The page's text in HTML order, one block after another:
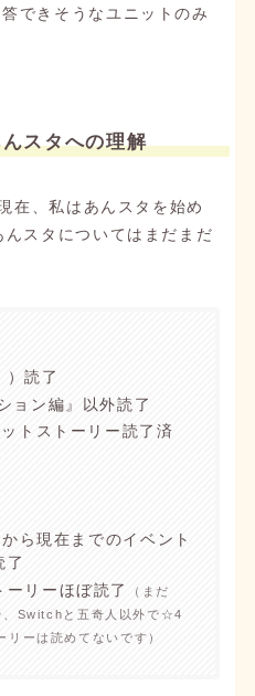
できそうなユニットのみ
スタへの理解
在、私はあんスタを始め
スタについてはまだまだ
）読了
ョン編』以外読了
トストーリー読了済
ら現在までのイベント
了
ーリーほぼ読了
（まだ
Switchと五奇人以外で ☆4
リーは読めてないです）